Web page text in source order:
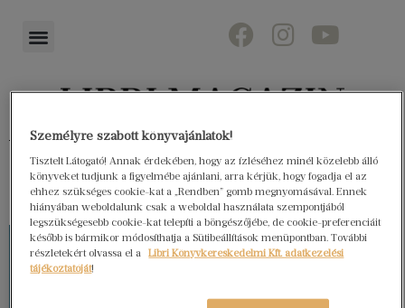
Könyvektől az olvasókig
Személyre szabott könyvajánlatok!
Tisztelt Látogató! Annak érdekében, hogy az ízléséhez minél közelebb álló
könyveket tudjunk a figyelmébe ajánlani, arra kérjük, hogy fogadja el az
ehhez szükséges cookie-kat a „Rendben” gomb megnyomásával. Ennek
hiányában weboldalunk csak a weboldal használata szempontjából
legszükségesebb cookie-kat telepíti a böngészőjébe, de cookie-preferenciáit
később is bármikor módosíthatja a Sütibeállítások menüpontban. További
részletekért olvassa el a
Libri Könyvkereskedelmi Kft. adatkezelési
tájékoztatóját!